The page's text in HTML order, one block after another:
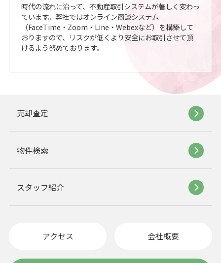
時代の流れに沿って、不動産取引システムが著しく変わっ
ています。弊社ではオンライン商談システム
（FaceTime・Zoom・Line・Webexなど）を構築して
おりますので、リスクが低くより安全にお取引させて頂
けるよう努めております。
売却査定
物件検索
スタッフ紹介
アクセス 会社概要